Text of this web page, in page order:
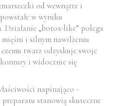
od wewnątrz i
w wyniku
Działanie „botox-like” polega
i silnym nawilżeniu
twarz odzyskuje swoje
kontury i widocznie się
napinająco -
preparatu stanowią skuteczne